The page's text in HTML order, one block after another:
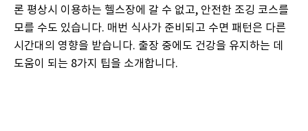
론 평상시 이용하는 헬스장에 갈 수 없고, 안전한 조깅 코스를
모를 수도 있습니다. 매번 식사가 준비되고 수면 패턴은 다른
시간대의 영향을 받습니다. 출장 중에도 건강을 유지하는 데
도움이 되는 8가지 팁을 소개합니다.